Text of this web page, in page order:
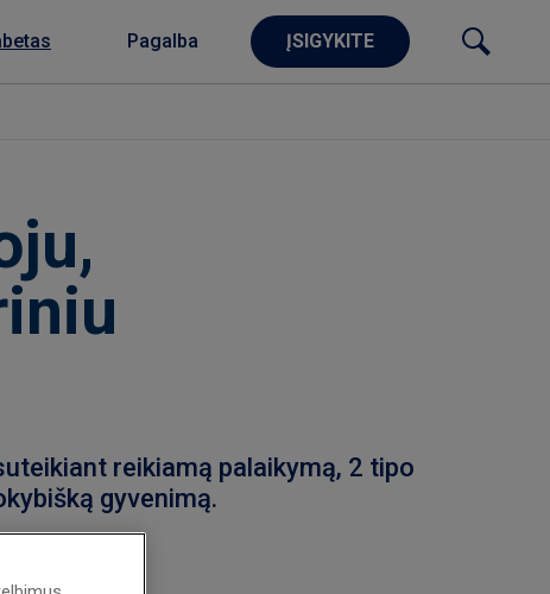
Pagalba ĮSIGYKITE
reikiamą palaikymą, 2 tipo
gyvenimą.